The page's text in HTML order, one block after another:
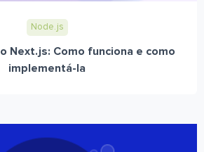
Node.js
Next.js: Como funciona e como
implementá-la